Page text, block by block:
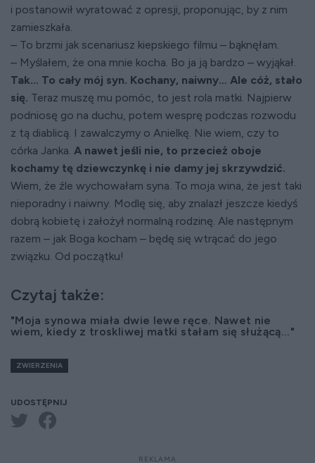
i postanowił wyratować z opresji, proponując, by z nim
zamieszkała.
– To brzmi jak scenariusz kiepskiego filmu – bąknęłam.
– Myślałem, że ona mnie kocha. Bo ja ją bardzo – wyjąkał.
Tak… To cały mój syn. Kochany, naiwny… Ale cóż, stało
się. Teraz muszę mu pomóc, to jest rola matki. Najpierw
podniosę go na duchu, potem wesprę podczas rozwodu
z tą diablicą. I zawalczymy o Anielkę. Nie wiem, czy to
córka Janka. A nawet jeśli nie, to przecież oboje
kochamy tę dziewczynkę i nie damy jej skrzywdzić.
Wiem, że źle wychowałam syna. To moja wina, że jest taki
nieporadny i naiwny. Modlę się, aby znalazł jeszcze kiedyś
dobrą kobietę i założył normalną rodzinę. Ale następnym
razem – jak Boga kocham – będę się wtrącać do jego
związku. Od początku!
Czytaj także:
"Moja synowa miała dwie lewe ręce. Nawet nie
wiem, kiedy z troskliwej matki stałam się służącą..."
ZWIERZENIA
UDOSTĘPNIJ